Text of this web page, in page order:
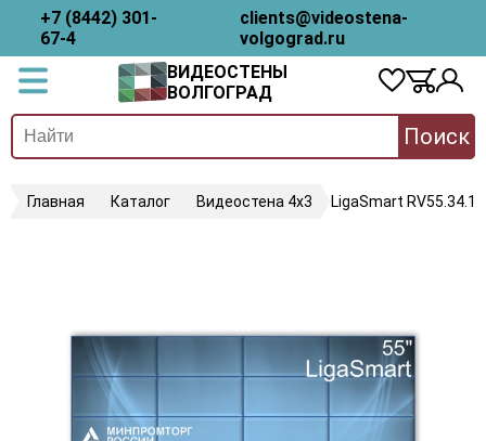
+7 (8442) 301-
67-4
clients@videostena-
volgograd.ru
ВИДЕОСТЕНЫ
ВОЛГОГРАД
Поиск
Главная Каталог Видеостена 4х3 LigaSmart